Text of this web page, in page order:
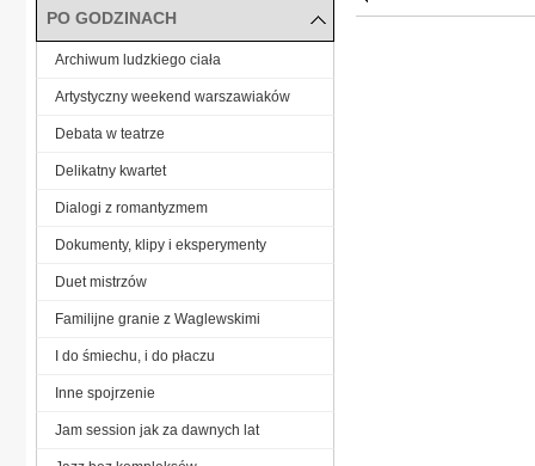
PO GODZINACH
Archiwum ludzkiego ciała
Artystyczny weekend warszawiaków
Debata w teatrze
Delikatny kwartet
Dialogi z romantyzmem
Dokumenty, klipy i eksperymenty
Duet mistrzów
Familijne granie z Waglewskimi
I do śmiechu, i do płaczu
Inne spojrzenie
Jam session jak za dawnych lat